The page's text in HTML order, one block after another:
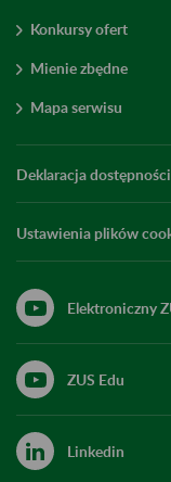
Konkursy ofert
Mienie zbędne
Mapa serwisu
Deklaracja dostępności
Ustawienia plików
Elektroniczny
ZUS Edu
Linkedin